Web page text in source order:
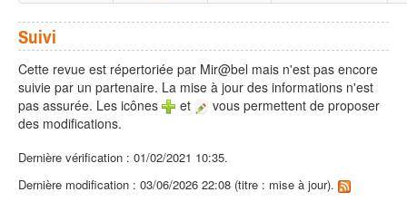
Suivi
Cette revue est répertoriée par Mir@bel mais n'est pas encore
suivie par un partenaire. La mise à jour des informations n'est
pas assurée. Les icônes
et
vous permettent de proposer
des modifications.
Dernière vérification : 01/02/2021 10:35.
Dernière modification : 03/06/2026 22:08 (titre : mise à jour).